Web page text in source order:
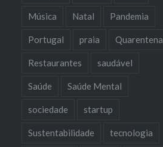
Música Natal Pandemia
Portugal praia Quarentena
Restaurantes saudável
Saúde Saúde Mental
sociedade startup
Sustentabilidade tecnologia